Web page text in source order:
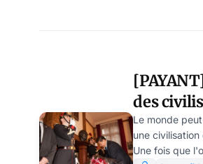
des
(III): il
pourvu
Le monde
une
Une fois que